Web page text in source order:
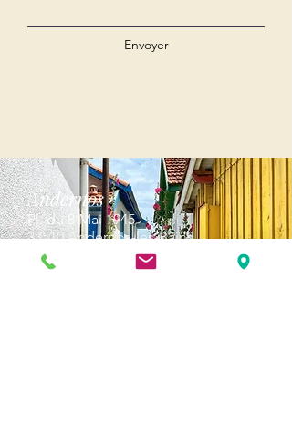
Envoyer
Andernos
Pl. du 8 Mai 1945
33510 Andernos-les-Bains